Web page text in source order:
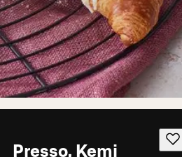
Presso, Kemi